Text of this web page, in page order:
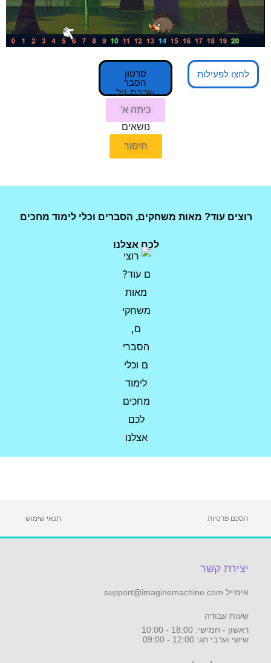
לחצו לפעילות
סרטון
הסבר
שכבת גיל
כיתה א'
נושאים
חיסור
רוצים עוד? מאות משחקים, הסברים וכלי לימוד מחכים
לכם אצלנו
הסכם פרטיות תנאי שימוש
יצירת קשר
אימייל support@imaginemachine.com
שעות עבודה
ראשון - חמישי: 18:00 - 10:00
שישי וערבי חג: 12:00 - 09:00